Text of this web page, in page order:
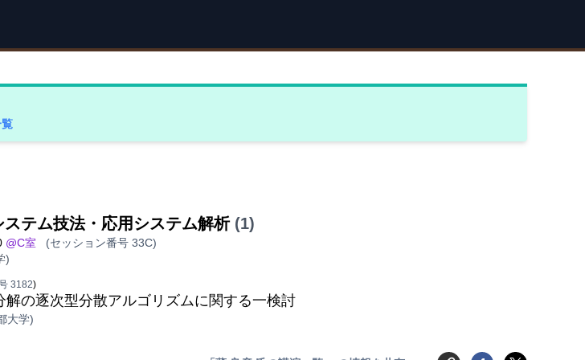
テム技法・応用システム解析 (1)
@C室
(セッション番号 33C)
)
3182)
解の逐次型分散アルゴリズムに関する一検討
大学)